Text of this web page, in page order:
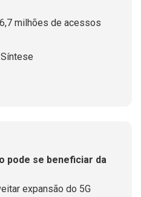
milhões de acessos
pode se beneficiar da
expansão do 5G